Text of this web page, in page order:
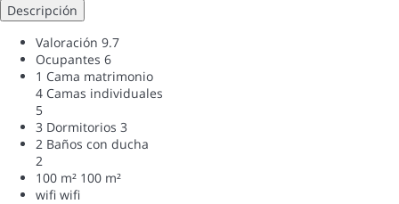
Descripción
Valoración 9.7
Ocupantes 6
1 Cama matrimonio
4 Camas individuales
5
3 Dormitorios 3
2 Baños con ducha
2
100 m² 100 m²
wifi wifi